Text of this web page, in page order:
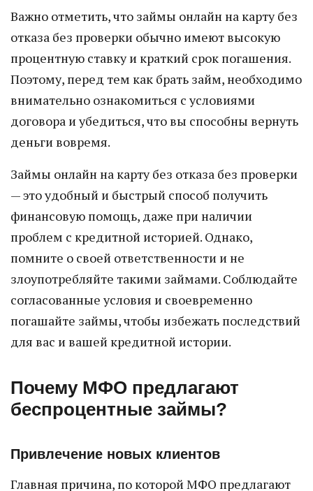
Важно отметить, что займы онлайн на карту без
отказа без проверки обычно имеют высокую
процентную ставку и краткий срок погашения.
Поэтому, перед тем как брать займ, необходимо
внимательно ознакомиться с условиями
договора и убедиться, что вы способны вернуть
деньги вовремя.
Займы онлайн на карту без отказа без проверки
— это удобный и быстрый способ получить
финансовую помощь, даже при наличии
проблем с кредитной историей. Однако,
помните о своей ответственности и не
злоупотребляйте такими займами. Соблюдайте
согласованные условия и своевременно
погашайте займы, чтобы избежать последствий
для вас и вашей кредитной истории.
Почему МФО предлагают
беспроцентные займы?
Привлечение новых клиентов
Главная причина, по которой МФО предлагают